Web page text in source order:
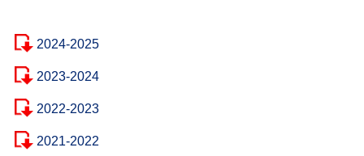
2024-2025
2023-2024
2022-2023
2021-2022